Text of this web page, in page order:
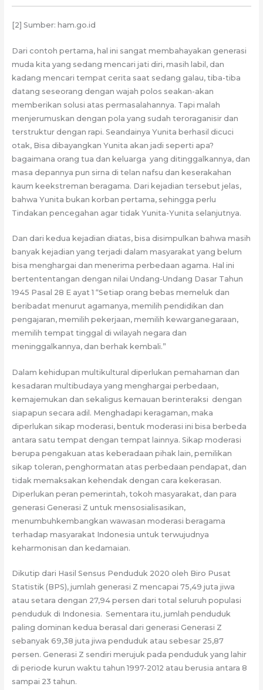
[2] Sumber: ham.go.id
Dari contoh pertama, hal ini sangat membahayakan generasi
muda kita yang sedang mencari jati diri, masih labil, dan
kadang mencari tempat cerita saat sedang galau, tiba-tiba
datang seseorang dengan wajah polos seakan-akan
memberikan solusi atas permasalahannya. Tapi malah
menjerumuskan dengan pola yang sudah teroraganisir dan
terstruktur dengan rapi. Seandainya Yunita berhasil dicuci
otak, Bisa dibayangkan Yunita akan jadi seperti apa?
bagaimana orang tua dan keluarga yang ditinggalkannya, dan
masa depannya pun sirna di telan nafsu dan keserakahan
kaum keekstreman beragama. Dari kejadian tersebut jelas,
bahwa Yunita bukan korban pertama, sehingga perlu
Tindakan pencegahan agar tidak Yunita-Yunita selanjutnya.
Dan dari kedua kejadian diatas, bisa disimpulkan bahwa masih
banyak kejadian yang terjadi dalam masyarakat yang belum
bisa menghargai dan menerima perbedaan agama. Hal ini
bertententangan dengan nilai Undang-Undang Dasar Tahun
1945 Pasal 28 E ayat 1 “Setiap orang bebas memeluk dan
beribadat menurut agamanya, memilih pendidikan dan
pengajaran, memilih pekerjaan, memilih kewarganegaraan,
memilih tempat tinggal di wilayah negara dan
meninggalkannya, dan berhak kembali.”
Dalam kehidupan multikultural diperlukan pemahaman dan
kesadaran multibudaya yang menghargai perbedaan,
kemajemukan dan sekaligus kemauan berinteraksi dengan
siapapun secara adil. Menghadapi keragaman, maka
diperlukan sikap moderasi, bentuk moderasi ini bisa berbeda
antara satu tempat dengan tempat lainnya. Sikap moderasi
berupa pengakuan atas keberadaan pihak lain, pemilikan
sikap toleran, penghormatan atas perbedaan pendapat, dan
tidak memaksakan kehendak dengan cara kekerasan.
Diperlukan peran pemerintah, tokoh masyarakat, dan para
generasi Generasi Z untuk mensosialisasikan,
menumbuhkembangkan wawasan moderasi beragama
terhadap masyarakat Indonesia untuk terwujudnya
keharmonisan dan kedamaian.
Dikutip dari Hasil Sensus Penduduk 2020 oleh Biro Pusat
Statistik (BPS), jumlah generasi Z mencapai 75,49 juta jiwa
atau setara dengan 27,94 persen dari total seluruh populasi
penduduk di Indonesia. Sementara itu, jumlah penduduk
paling dominan kedua berasal dari generasi Generasi Z
sebanyak 69,38 juta jiwa penduduk atau sebesar 25,87
persen. Generasi Z sendiri merujuk pada penduduk yang lahir
di periode kurun waktu tahun 1997-2012 atau berusia antara 8
sampai 23 tahun.